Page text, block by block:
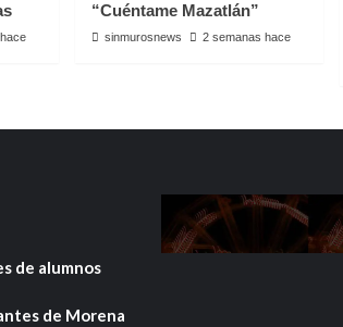
“Cuéntame Mazatlán”
sinmurosnews 2 semanas hace
de alumnos
de Morena